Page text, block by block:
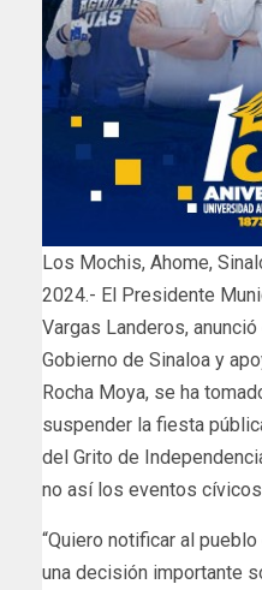
Los Mochis, Ahome,
2024.- El Presidente
Vargas Landeros,
Gobierno de Sinaloa y
Rocha Moya, se ha
suspender la fiesta
del Grito de
no así los eventos
“Quiero notificar al
una decisión importante